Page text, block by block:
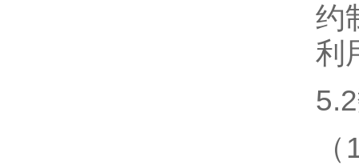
约
利